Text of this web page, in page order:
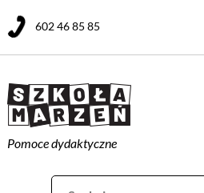
Pomoce dydaktyczne
602 46 85 85